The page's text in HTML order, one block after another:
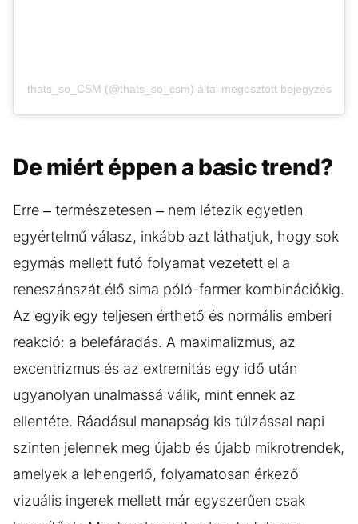
thats_so_CSM (@thats_so_csm) által megosztott bejegyzés
De miért éppen a basic trend?
Erre – természetesen – nem létezik egyetlen
egyértelmű válasz, inkább azt láthatjuk, hogy sok
egymás mellett futó folyamat vezetett el a
reneszánszát élő sima póló-farmer kombinációkig.
Az egyik egy teljesen érthető és normális emberi
reakció: a belefáradás. A maximalizmus, az
excentrizmus és az extremitás egy idő után
ugyanolyan unalmassá válik, mint ennek az
ellentéte. Ráadásul manapság kis túlzással napi
szinten jelennek meg újabb és újabb mikrotrendek,
amelyek a lehengerlő, folyamatosan érkező
vizuális ingerek mellett már egyszerűen csak